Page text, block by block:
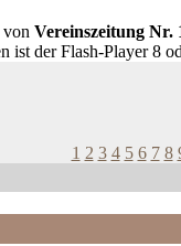
Vereinszeitung Nr.
ist der Flash-Player 8
1 2 3 4 5 6 7 8